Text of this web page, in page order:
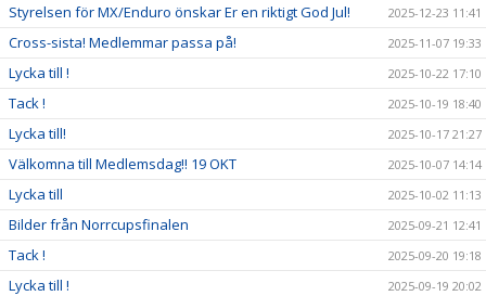
Styrelsen för MX/Enduro önskar Er en riktigt God Jul! 2025-12-23 11:41
Cross-sista! Medlemmar passa på! 2025-11-07 19:33
Lycka till ! 2025-10-22 17:10
Tack ! 2025-10-19 18:40
Lycka till! 2025-10-17 21:27
Välkomna till Medlemsdag!! 19 OKT 2025-10-07 14:14
Lycka till 2025-10-02 11:13
Bilder från Norrcupsfinalen 2025-09-21 12:41
Tack ! 2025-09-20 19:18
Lycka till ! 2025-09-19 20:02